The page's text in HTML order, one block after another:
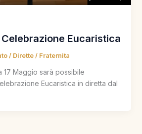
Eucaristica
/ Dirette/ Fraternita
17 Maggio sarà possibile
Eucaristica in diretta dal